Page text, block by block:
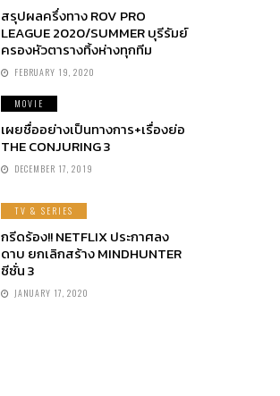
สรุปผลครึ่งทาง ROV PRO
LEAGUE 2020/SUMMER บุรีรัมย์
ครองหัวตารางทิ้งห่างทุกทีม
FEBRUARY 19, 2020
MOVIE
เผยชื่ออย่างเป็นทางการ+เรื่องย่อ
THE CONJURING 3
DECEMBER 17, 2019
TV & SERIES
กรีดร้อง!! NETFLIX ประกาศลง
ดาบ ยกเลิกสร้าง MINDHUNTER
ซีซั่น 3
JANUARY 17, 2020